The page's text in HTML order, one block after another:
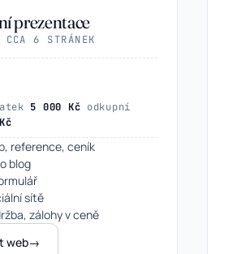
prezentace
CCA 6 STRÁNEK
5 000 Kč odkupní
reference, ceník
blog
sítě
zálohy v ceně
web→